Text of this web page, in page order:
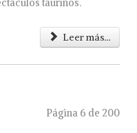
taurinos.
Leer más...
Página 6 de 200